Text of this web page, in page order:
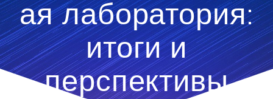
ая лаборатория:
итоги и
перспективы